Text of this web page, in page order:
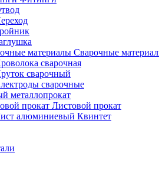
Сварочные
сварочная
сварочный
сварочные
металлопрокат
Листовой прокат
алюминиевый Квинтет